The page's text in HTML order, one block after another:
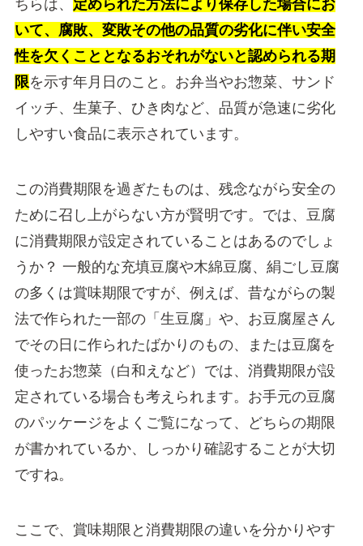
ちらは、 定められた方法により保存した場合にお
いて、腐敗、変敗その他の品質の劣化に伴い安全
性を欠くこととなるおそれがないと認められる期
限を示す年月日のこと。お弁当やお惣菜、サンド
イッチ、生菓子、ひき肉など、品質が急速に劣化
しやすい食品に表示されています。
この消費期限を過ぎたものは、残念ながら安全の
ために召し上がらない方が賢明です。では、豆腐
に消費期限が設定されていることはあるのでしょ
うか？ 一般的な充填豆腐や木綿豆腐、絹ごし豆腐
の多くは賞味期限ですが、例えば、昔ながらの製
法で作られた一部の「生豆腐」や、お豆腐屋さん
でその日に作られたばかりのもの、または豆腐を
使ったお惣菜（白和えなど）では、消費期限が設
定されている場合も考えられます。お手元の豆腐
のパッケージをよくご覧になって、どちらの期限
が書かれているか、しっかり確認することが大切
ですね。
ここで、賞味期限と消費期限の違いを分かりやす